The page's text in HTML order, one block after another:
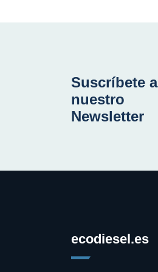
Suscríbete a
nuestro
Newsletter
ecodiesel.es